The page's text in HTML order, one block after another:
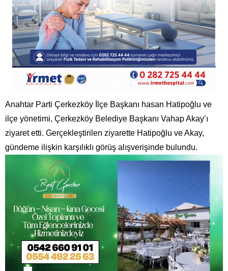
Anahtar Parti Çerkezköy İlçe Başkanı hasan Hatipoğlu ve
ilçe yönetimi, Çerkezköy Belediye Başkanı Vahap Akay’ı
ziyaret etti. Gerçekleştirilen ziyarette Hatipoğlu ve Akay,
gündeme ilişkin karşılıklı görüş alışverişinde bulundu.